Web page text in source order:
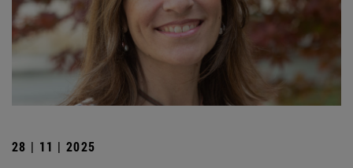
28 | 11 | 2025